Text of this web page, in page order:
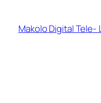
Makolo Digital Tele-